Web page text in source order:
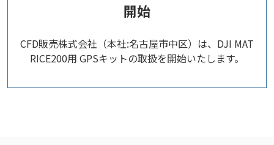
開始
CFD販売株式会社（本社:名古屋市中区）は、DJI MAT
RICE200用 GPSキットの取扱を開始いたします。